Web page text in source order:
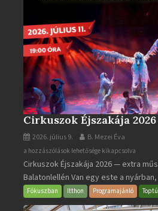
Cirkuszok Éjszakája 2026
2026. július 9. B. Mezei Éva
Cirkuszok
Éjszakája
2026
bejegyzéshez
a hozzászólások lehetősége kikapcsolva
Cirkuszok Éjszakája 2026 — extra
Balatonlellén Van egy este a
Fókuszban Itthon Programajánló